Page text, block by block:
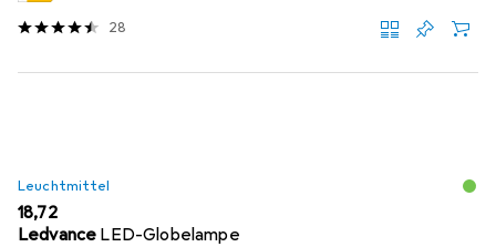
28
Leuchtmittel
EUR
18,72
Ledvance LED-Globelampe